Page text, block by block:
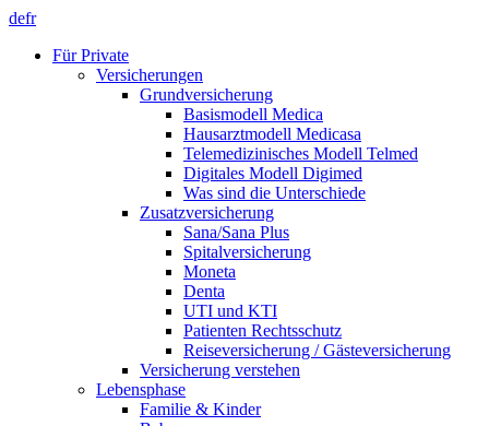
defr
Für Private
Versicherungen
Grundversicherung
Basismodell Medica
Hausarztmodell Medicasa
Telemedizinisches Modell Telmed
Digitales Modell Digimed
Was sind die Unterschiede
Zusatzversicherung
Sana/Sana Plus
Spitalversicherung
Moneta
Denta
UTI und KTI
Patienten Rechtsschutz
Reiseversicherung / Gästeversicherung
Versicherung verstehen
Lebensphase
Familie & Kinder